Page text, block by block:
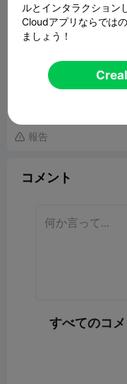
Ichigo
 報告
コメント
すべてのコ
ルとインタラクション
Cloudアプリならでは
ましょう！